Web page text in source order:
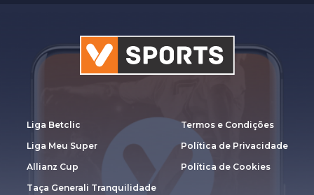
Liga Betclic
Liga Meu Super
Allianz Cup
Taça Generali Tranquilidade
Termos e Condições
Política de Privacidade
Política de Cookies